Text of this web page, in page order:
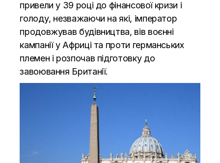
привели у 39 році до фінансової кризи і
голоду, незважаючи на які, імператор
продовжував будівництва, вів воєнні
кампанії у Африці та проти германських
племен і розпочав підготовку до
завоювання Британії.